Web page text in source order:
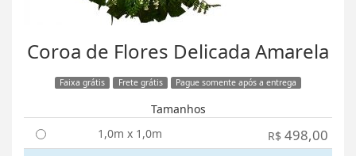
Coroa de Flores Delicada Amarela
Faixa grátis Frete grátis Pague somente após a entrega
Tamanhos
1,0m x 1,0m
R$ 498,00